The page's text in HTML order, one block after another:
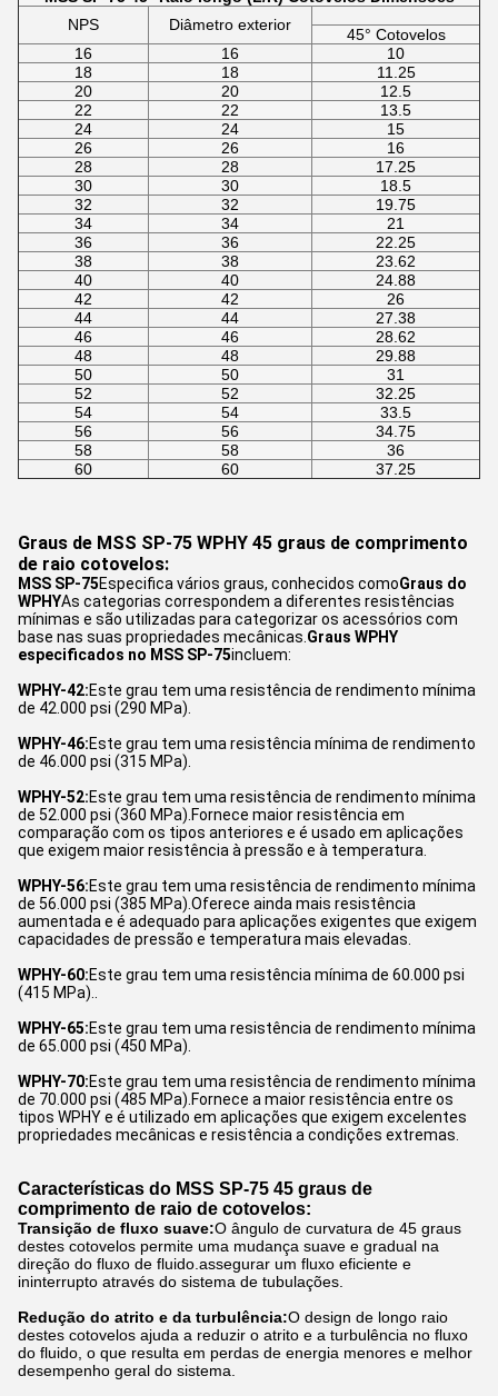
NPS
Diâmetro exterior
45° Cotovelos
16
16
10
18
18
11.25
20
20
12.5
22
22
13.5
24
24
15
26
26
16
28
28
17.25
30
30
18.5
32
32
19.75
34
34
21
36
36
22.25
38
38
23.62
40
40
24.88
42
42
26
44
44
27.38
46
46
28.62
48
48
29.88
50
50
31
52
52
32.25
54
54
33.5
56
56
34.75
58
58
36
60
60 37.25
Graus de MSS SP-75 WPHY 45 graus de comprimento
de raio cotovelos:
MSS SP-75Especifica vários graus, conhecidos comoGraus do
WPHYAs categorias correspondem a diferentes resistências
mínimas e são utilizadas para categorizar os acessórios com
base nas suas propriedades mecânicas. Graus WPHY
especificados no MSS SP-75incluem:
WPHY-42:Este grau tem uma resistência de rendimento mínima
de 42.000 psi (290 MPa).
WPHY-46:Este grau tem uma resistência mínima de rendimento
de 46.000 psi (315 MPa).
WPHY-52:Este grau tem uma resistência de rendimento mínima
de 52.000 psi (360 MPa).Fornece maior resistência em
comparação com os tipos anteriores e é usado em aplicações
que exigem maior resistência à pressão e à temperatura.
WPHY-56:Este grau tem uma resistência de rendimento mínima
de 56.000 psi (385 MPa).Oferece ainda mais resistência
aumentada e é adequado para aplicações exigentes que exigem
capacidades de pressão e temperatura mais elevadas.
WPHY-60:Este grau tem uma resistência mínima de 60.000 psi
(415 MPa)..
WPHY-65:Este grau tem uma resistência de rendimento mínima
de 65.000 psi (450 MPa).
WPHY-70:Este grau tem uma resistência de rendimento mínima
de 70.000 psi (485 MPa).Fornece a maior resistência entre os
tipos WPHY e é utilizado em aplicações que exigem excelentes
propriedades mecânicas e resistência a condições extremas.
Características do MSS SP-75 45 graus de
comprimento de raio de cotovelos:
Transição de fluxo suave:O ângulo de curvatura de 45 graus
destes cotovelos permite uma mudança suave e gradual na
direção do fluxo de fluido.assegurar um fluxo eficiente e
ininterrupto através do sistema de tubulações.
Redução do atrito e da turbulência:O design de longo raio
destes cotovelos ajuda a reduzir o atrito e a turbulência no fluxo
do fluido, o que resulta em perdas de energia menores e melhor
desempenho geral do sistema.